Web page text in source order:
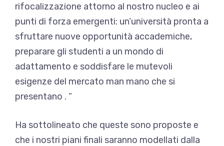
rifocalizzazione attorno al nostro nucleo e ai
punti di forza emergenti: un’università pronta a
sfruttare nuove opportunità accademiche,
preparare gli studenti a un mondo di
adattamento e soddisfare le mutevoli
esigenze del mercato man mano che si
presentano . “
Ha sottolineato che queste sono proposte e
che i nostri piani finali saranno modellati dalla